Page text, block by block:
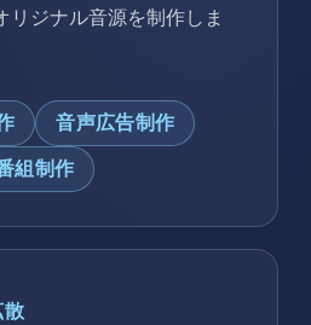
リジナル音源を制作しま
音声広告制作
組制作
散